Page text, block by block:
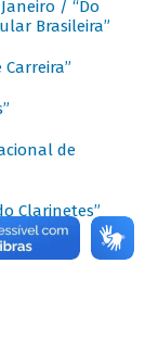
/ “Do
Brasileira”
de
Clarinetes”